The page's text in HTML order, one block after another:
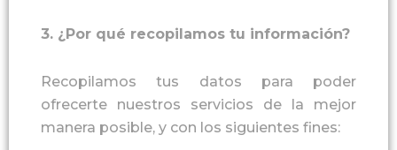
3. ¿Por qué recopilamos tu información?
Recopilamos tus datos para poder
ofrecerte nuestros servicios de la mejor
manera posible, y con los siguientes fines: